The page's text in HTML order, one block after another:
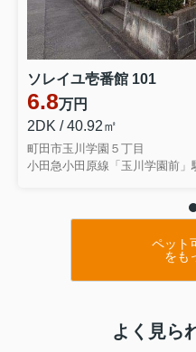
ソレイユ壱番館 101
6.8万円
2DK / 40.92㎡
町田市玉川学園５丁目
小田急小田原線「玉川学園前」
ペット
をも
よく見ら